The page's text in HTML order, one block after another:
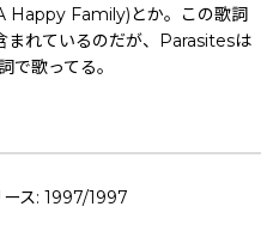
Family)とか。この歌詞
れているのだが、Parasitesは
で歌ってる。
ス: 1997/1997